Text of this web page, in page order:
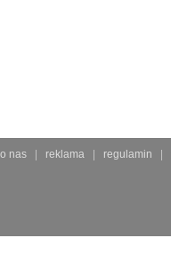
o nas reklama regulamin